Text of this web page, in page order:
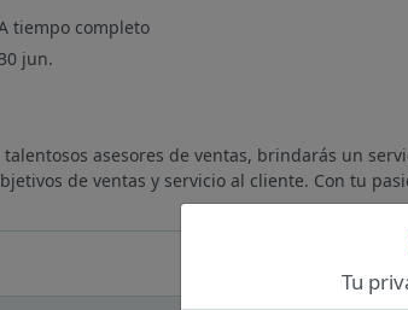
tiempo completo
30 jun.
asesores de ventas, brindarás un
de ventas y servicio al cliente. Con tu
Tu